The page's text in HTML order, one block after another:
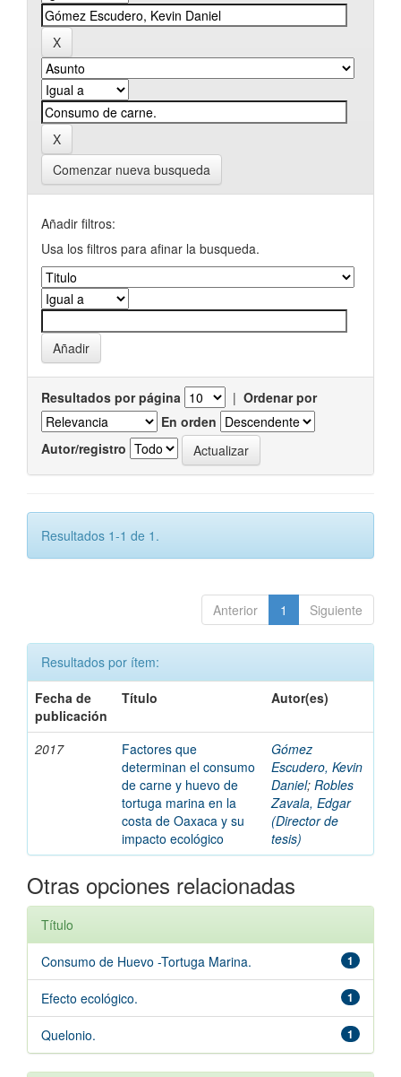
Comenzar nueva busqueda
Añadir filtros:
Usa los filtros para afinar la busqueda.
Resultados por página | Ordenar por
En orden
Autor/registro
Resultados 1-1 de 1.
Anterior 1 Siguiente
Resultados por ítem:
Fecha de
publicación
Título Autor(es)
2017
Factores que
determinan el consumo
de carne y huevo de
tortuga marina en la
costa de Oaxaca y su
impacto ecológico
Gómez
Escudero, Kevin
Daniel; Robles
Zavala, Edgar
(Director de
tesis)
Otras opciones relacionadas
Título
1
Consumo de Huevo -Tortuga Marina.
1
Efecto ecológico.
1
Quelonio.